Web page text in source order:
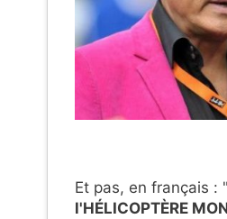
Et pas, en français : "
l'HÉLICOPTÈRE